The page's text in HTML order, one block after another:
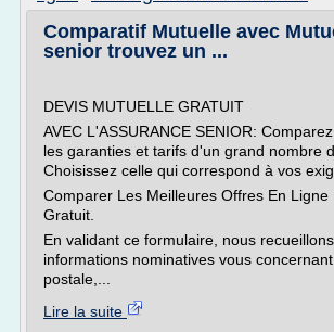
Comparatif Mutuelle avec
senior trouvez un ...
DEVIS MUTUELLE GRATUIT
AVEC L'ASSURANCE SENIOR:
les garanties et tarifs d'un grand nombre
Choisissez celle qui correspond à vos
Comparer Les Meilleures Offres En Ligne
Gratuit.
En validant ce formulaire, nous
informations nominatives vous
postale,...
Lire la suite